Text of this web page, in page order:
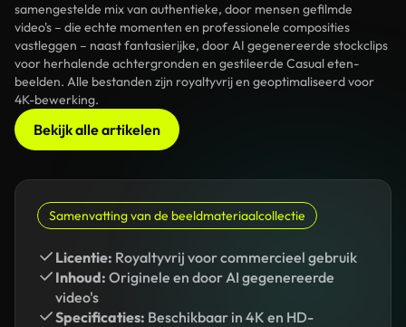
samengestelde mix van authentieke, door mensen gefilmde
video's – die echte momenten en professionele composities
vastleggen – naast fantasierijke, door AI gegenereerde stockclips
voor herhalende achtergronden en gestileerde Casual eten-
beelden. Alle bestanden zijn royaltyvrij en geoptimaliseerd voor
4K-bewerking.
Bekijk alle artikelen
Samenvatting van de beeldmateriaalcollectie
Licentie: Royaltyvrij voor commercieel gebruik
Inhoud: Originele en door AI gegenereerde
video's
Specificaties: Beschikbaar in 4K en HD-